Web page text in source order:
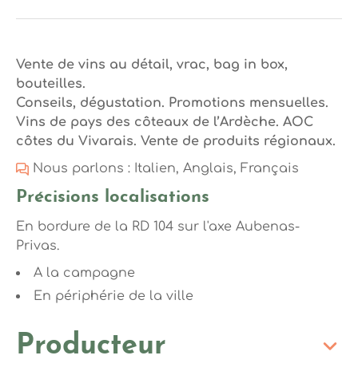
Vente de vins au détail, vrac, bag in box,
bouteilles.
Conseils, dégustation. Promotions mensuelles.
Vins de pays des côteaux de l’Ardèche. AOC
côtes du Vivarais. Vente de produits régionaux.
Nous parlons : Italien, Anglais, Français
Précisions localisations
En bordure de la RD 104 sur l'axe Aubenas-
Privas.
A la campagne
En périphérie de la ville
Producteur